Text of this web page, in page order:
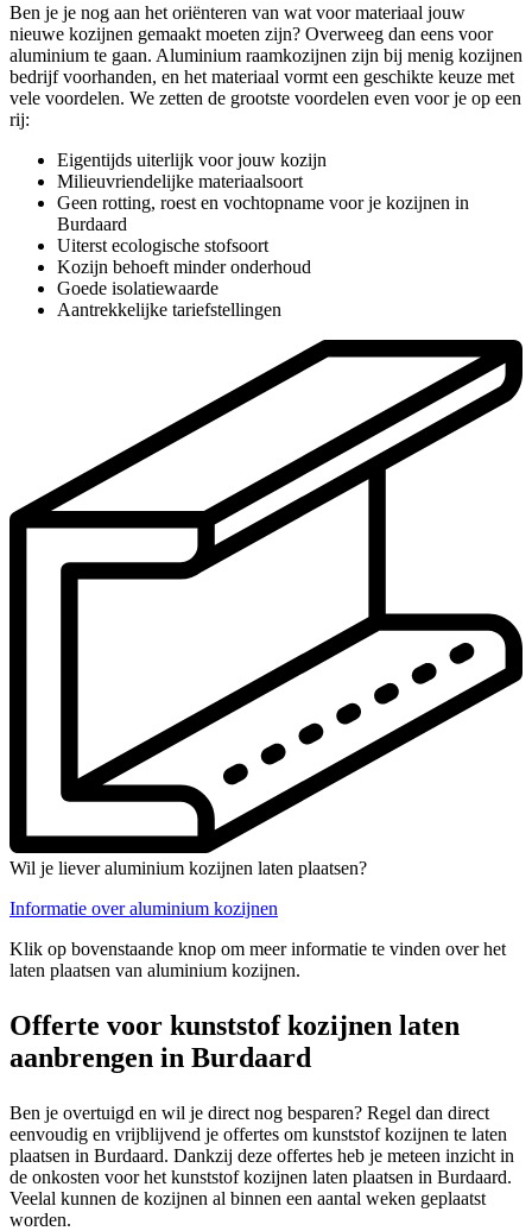
Ben je je nog aan het oriënteren van wat voor materiaal jouw
nieuwe kozijnen gemaakt moeten zijn? Overweeg dan eens voor
aluminium te gaan. Aluminium raamkozijnen zijn bij menig kozijnen
bedrijf voorhanden, en het materiaal vormt een geschikte keuze met
vele voordelen. We zetten de grootste voordelen even voor je op een
rij:
Eigentijds uiterlijk voor jouw kozijn
Milieuvriendelijke materiaalsoort
Geen rotting, roest en vochtopname voor je kozijnen in
Burdaard
Uiterst ecologische stofsoort
Kozijn behoeft minder onderhoud
Goede isolatiewaarde
Aantrekkelijke tariefstellingen
Wil je liever aluminium kozijnen laten plaatsen?
Informatie over aluminium kozijnen
Klik op bovenstaande knop om meer informatie te vinden over het
laten plaatsen van aluminium kozijnen.
Offerte voor kunststof kozijnen laten
aanbrengen in Burdaard
Ben je overtuigd en wil je direct nog besparen? Regel dan direct
eenvoudig en vrijblijvend je offertes om kunststof kozijnen te laten
plaatsen in Burdaard. Dankzij deze offertes heb je meteen inzicht in
de onkosten voor het kunststof kozijnen laten plaatsen in Burdaard.
Veelal kunnen de kozijnen al binnen een aantal weken geplaatst
worden.